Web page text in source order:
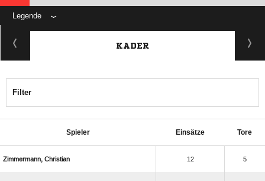
Legende
KADER
Filter
Spieler Einsätze Tore
  12 5